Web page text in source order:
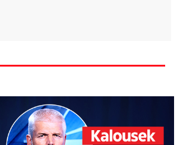
S Pavlem jsem se nesmířil!